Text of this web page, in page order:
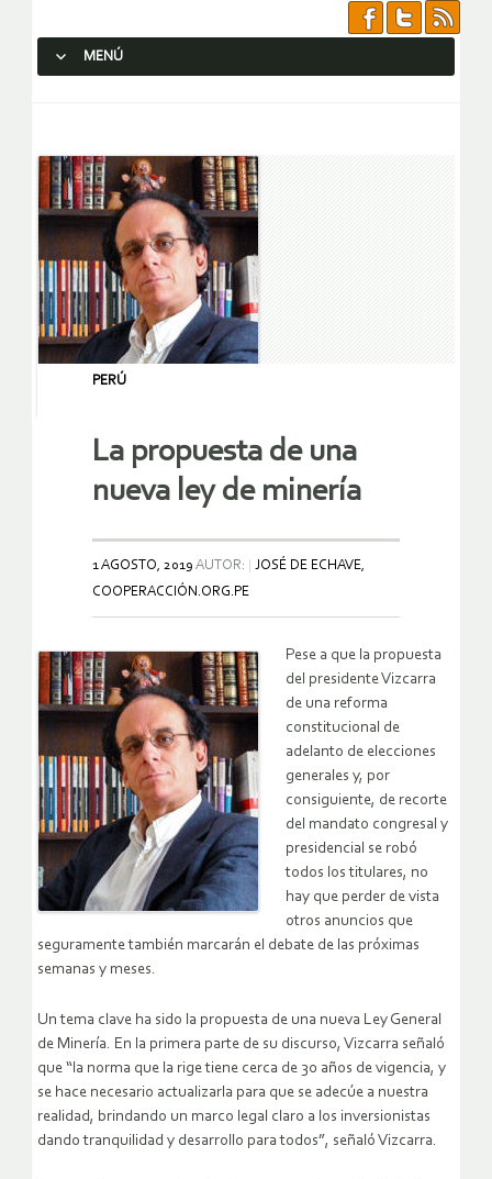
MENÚ
PERÚ
La propuesta de una
nueva ley de minería
1 AGOSTO, 2019 AUTOR:
JOSÉ DE ECHAVE,
COOPERACCIÓN.ORG.PE
Pese a que la propuesta
del presidente Vizcarra
de una reforma
constitucional de
adelanto de elecciones
generales y, por
consiguiente, de recorte
del mandato congresal y
presidencial se robó
todos los titulares, no
hay que perder de vista
otros anuncios que
seguramente también marcarán el debate de las próximas
semanas y meses.
Un tema clave ha sido la propuesta de una nueva Ley General
de Minería. En la primera parte de su discurso, Vizcarra señaló
que “la norma que la rige tiene cerca de 30 años de vigencia, y
se hace necesario actualizarla para que se adecúe a nuestra
realidad, brindando un marco legal claro a los inversionistas
dando tranquilidad y desarrollo para todos”, señaló Vizcarra.